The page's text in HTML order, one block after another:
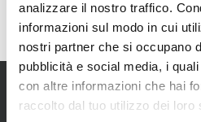
analizzare il nostro traffico.
informazioni sul modo in cui
nostri partner che si occupano
pubblicità e social media, i
con altre informazioni che hai
raccolto dal tuo utilizzo dei loro